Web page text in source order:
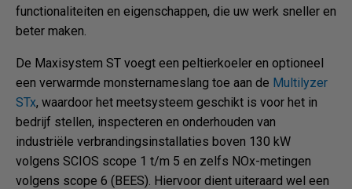
functionaliteiten en eigenschappen, die uw werk sneller en
beter maken.
De Maxisystem ST voegt een peltierkoeler en optioneel
een verwarmde monsternameslang toe aan de Multilyzer
STx, waardoor het meetsysteem geschikt is voor het in
bedrijf stellen, inspecteren en onderhouden van
industriële verbrandingsinstallaties boven 130 kW
volgens SCIOS scope 1 t/m 5 en zelfs NOx-metingen
volgens scope 6 (BEES). Hiervoor dient uiteraard wel een